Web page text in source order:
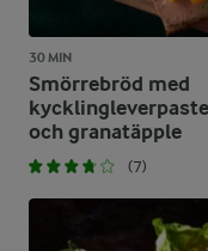
30 MIN
Smörrebröd med
och granatäpple
(7)